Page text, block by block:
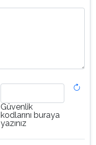
Güvenlik
kodlarını buraya
yazınız